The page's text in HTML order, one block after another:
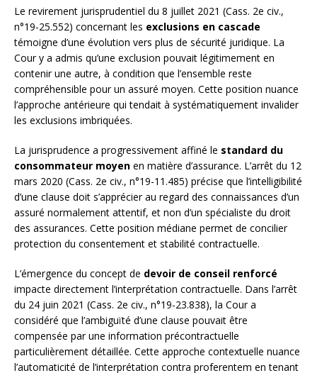
Le revirement jurisprudentiel du 8 juillet 2021 (Cass. 2e civ.,
n°19-25.552) concernant les exclusions en cascade
témoigne d’une évolution vers plus de sécurité juridique. La
Cour y a admis qu’une exclusion pouvait légitimement en
contenir une autre, à condition que l’ensemble reste
compréhensible pour un assuré moyen. Cette position nuance
l’approche antérieure qui tendait à systématiquement invalider
les exclusions imbriquées.
La jurisprudence a progressivement affiné le standard du
consommateur moyen en matière d’assurance. L’arrêt du 12
mars 2020 (Cass. 2e civ., n°19-11.485) précise que l’intelligibilité
d’une clause doit s’apprécier au regard des connaissances d’un
assuré normalement attentif, et non d’un spécialiste du droit
des assurances. Cette position médiane permet de concilier
protection du consentement et stabilité contractuelle.
L’émergence du concept de devoir de conseil renforcé
impacte directement l’interprétation contractuelle. Dans l’arrêt
du 24 juin 2021 (Cass. 2e civ., n°19-23.838), la Cour a
considéré que l’ambiguïté d’une clause pouvait être
compensée par une information précontractuelle
particulièrement détaillée. Cette approche contextuelle nuance
l’automaticité de l’interprétation contra proferentem en tenant